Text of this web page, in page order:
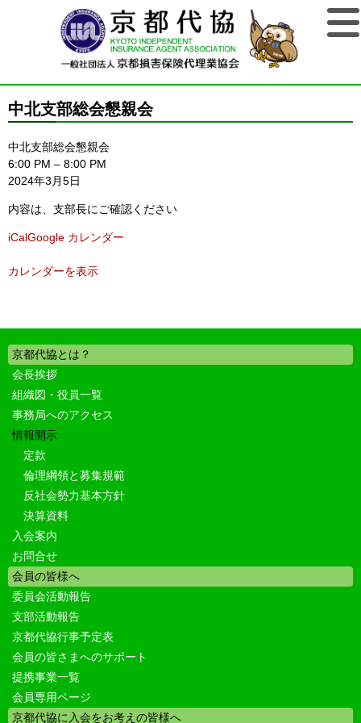
中北支部総会懇親会
中北支部総会懇親会
6:00 PM – 8:00 PM
2024年3月5日
内容は、支部長にご確認ください
iCalGoogle カレンダー
カレンダーを表示
京都代協とは？
会長挨拶
組織図・役員一覧
事務局へのアクセス
情報開示
定款
倫理綱領と募集規範
反社会勢力基本方針
決算資料
入会案内
お問合せ
会員の皆様へ
委員会活動報告
支部活動報告
京都代協行事予定表
会員の皆さまへのサポート
提携事業一覧
会員専用ページ
京都代協に入会をお考えの皆様へ